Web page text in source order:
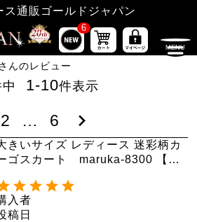
通販ゴールドジャパン
6
んのレビュー
1-10件表示
2 … 6
きいサイズ レディース 迷彩柄カ
ゴスカート maruka-8300 【メ
入者
稿日